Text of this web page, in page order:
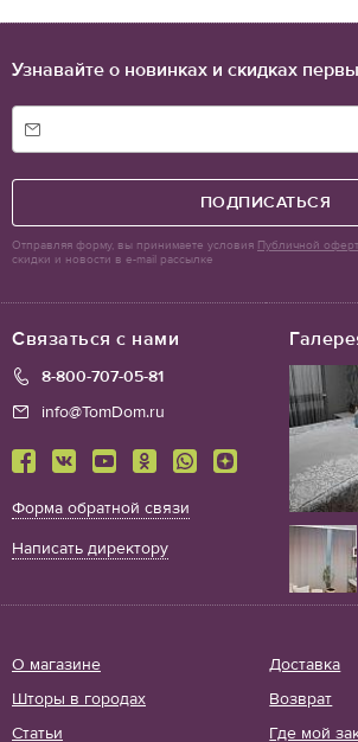
Связаться с нами
8-800-707-05-81
info@TomDom.ru
Форма обратной связи
Написать директору
О магазине
Доставка
Шторы в городах
Возврат
Статьи
Где мой
Узнавайте о новинках и скидках
ПОДПИСАТЬСЯ
Отправляя форму, вы принимаете условия Публичной
скидки и новости в e-mail рассылке